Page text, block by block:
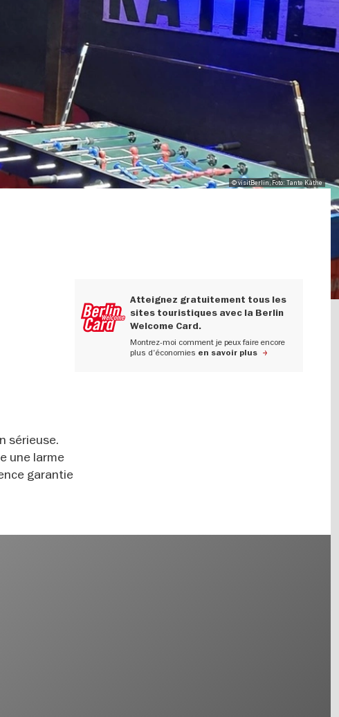
© visitBerlin, Foto: Tante Käthe
Atteignez gratuitement tous les
sites touristiques avec la Berlin
Welcome Card.
Montrez-moi comment je peux faire encore
plus d'économies en savoir plus
sérieuse.
une larme
garantie